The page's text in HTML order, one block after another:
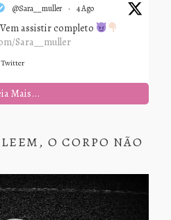
@sara__muller · 4 Ago
assistir completo
sara__muller
Twitter
Mais...
O CORPO NÃO